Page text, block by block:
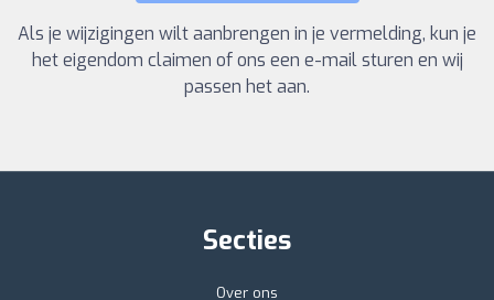
Als je wijzigingen wilt aanbrengen in je vermelding, kun je
het eigendom claimen of ons een e-mail sturen en wij
passen het aan.
Secties
Over ons